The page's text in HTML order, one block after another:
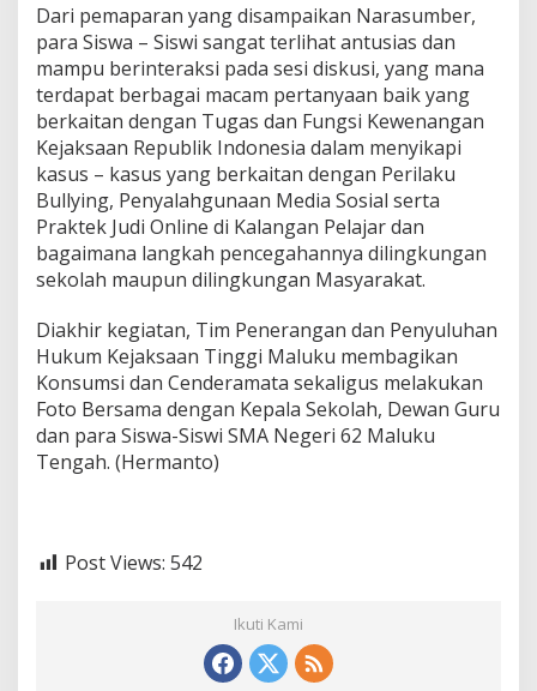
Dari pemaparan yang disampaikan Narasumber,
para Siswa – Siswi sangat terlihat antusias dan
mampu berinteraksi pada sesi diskusi, yang mana
terdapat berbagai macam pertanyaan baik yang
berkaitan dengan Tugas dan Fungsi Kewenangan
Kejaksaan Republik Indonesia dalam menyikapi
kasus – kasus yang berkaitan dengan Perilaku
Bullying, Penyalahgunaan Media Sosial serta
Praktek Judi Online di Kalangan Pelajar dan
bagaimana langkah pencegahannya dilingkungan
sekolah maupun dilingkungan Masyarakat.
Diakhir kegiatan, Tim Penerangan dan Penyuluhan
Hukum Kejaksaan Tinggi Maluku membagikan
Konsumsi dan Cenderamata sekaligus melakukan
Foto Bersama dengan Kepala Sekolah, Dewan Guru
dan para Siswa-Siswi SMA Negeri 62 Maluku
Tengah. (Hermanto)
Post Views: 542
Ikuti Kami